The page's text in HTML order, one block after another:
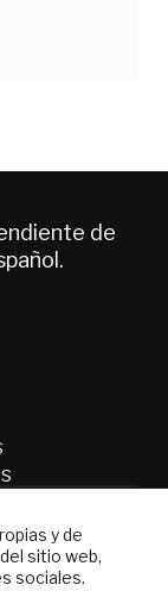
de
y de
sitio web,
sociales. y